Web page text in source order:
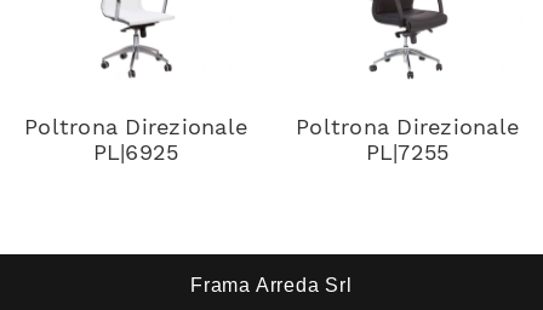
Poltrona Direzionale
PL|6925
Poltrona Direzionale
PL|7255
Frama Arreda Srl